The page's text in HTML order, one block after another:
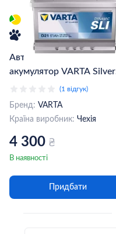
Автомобільний
акумулятор VARTA Silver
Dynamic D21 6CT-61Ah
АзЕ (561400060)
(1 відгук)
Бренд: VARTA
Країна виробник: Чехія
4 300 ₴
В наявності
Придбати